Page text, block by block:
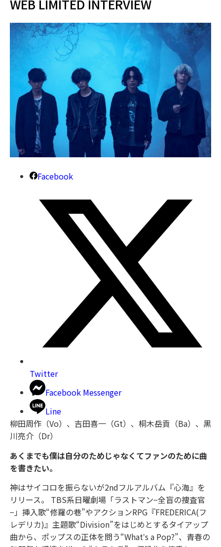
WEB LIMITED INTERVIEW
Facebook
Twitter
Facebook Messenger
Line
柳田周作（Vo）、吉田喜一（Gt）、桐木岳貢（Ba）、黒
川亮介（Dr）
あくまでも僕は自分のためじゃなくてファンのために曲
を書きたい。
神はサイコロを振らないが2ndフルアルバム『心海』を
リリース。 TBS系⽇曜劇場「ラストマン−全盲の捜査官
−」挿⼊歌“修羅の巷”やアクションRPG『FREDERICA(フ
レデリカ)』主題歌“Division”をはじめとするタイアップ
曲から、ポップスの正体を問う“Whatʼs a Pop?”、青春の